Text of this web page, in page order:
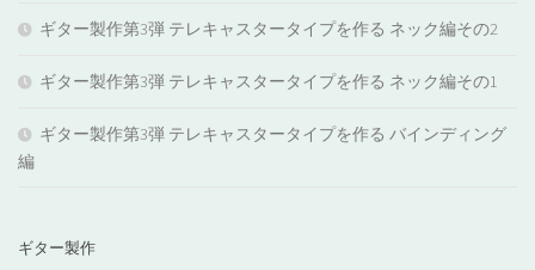
ギター製作第3弾 テレキャスタータイプを作る ネック編その2
ギター製作第3弾 テレキャスタータイプを作る ネック編その1
ギター製作第3弾 テレキャスタータイプを作る バインディング
編
ギター製作